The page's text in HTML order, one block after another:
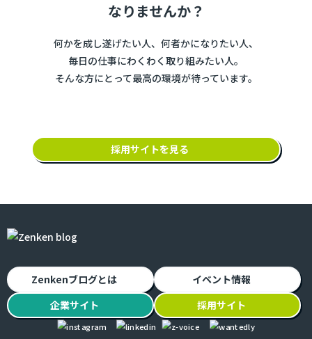
なりませんか？
何かを成し遂げたい人、何者かになりたい人、
毎日の仕事にわくわく取り組みたい人。
そんな方にとって最高の環境が待っています。
採用サイトを見る
Zenkenブログとは
イベント情報
企業サイト 採用サイト